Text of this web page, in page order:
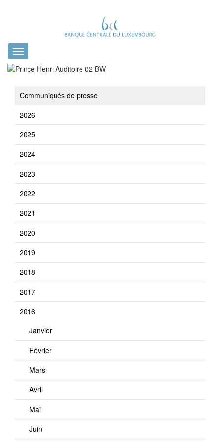
Toggle
navigation
Communiqués de presse
2026
2025
2024
2023
2022
2021
2020
2019
2018
2017
2016
Janvier
Février
Mars
Avril
Mai
Juin